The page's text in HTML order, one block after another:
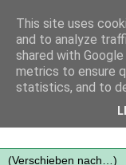
Mit frischen
This site uses
and to analyze
shared with
metrics to ensure
statistics, and to